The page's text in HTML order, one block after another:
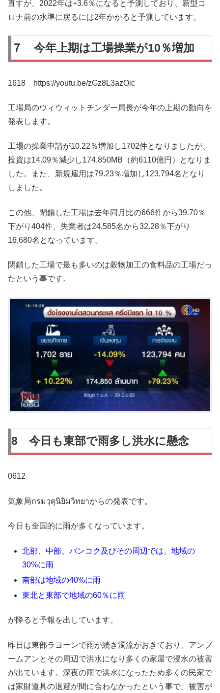
直すが、2022年は+3.6％になると予測しており、新型コ
ロナ前の水準に戻るには2年かかると予測しています。
７ 今年上期は工場操業が10％増加
1618 https://youtu.be/zGz8L3azOic
工場局のウィウィットチンダー局長が今年の上期の動向を
発表します。
工場の操業申請が10.22％増加し1702件となりましたが、
投資は14.09％減少し174,850MB（約6110億円）となりま
した。また、新規雇用は79.23％増加し123,794名となり
しました。
この他、閉鎖した工場は去年同月比の666件から39.70％
下がり404件、失業者は24,585名から32.28％下がり
16,680名となっています。
閉鎖した工場で最も多いのは穀物加工の食料品の工場だっ
たという事です。
8 今日も東部で雨多し洪水に懸念
0612
気象局กรมวุตุนิยิมวิทยาからの発表です。
今日も全国的に雨が多くなっています。
北部、中部、バンコク及びその周辺では、地域の
30%に雨
南部は地域の40%に雨
東北と東部で地域の60％に雨
が降ると予報を出しています。
昨日は東部ラヨーンで雨が続き濁流がおきており、アンプ
ームアンとその周辺で洪水になり多くの家屋で浸水の被害
が出ています。深夜の雨で洪水になったため多くの民家で
は家財道具の退避が間に合わなかったという事で、被害が